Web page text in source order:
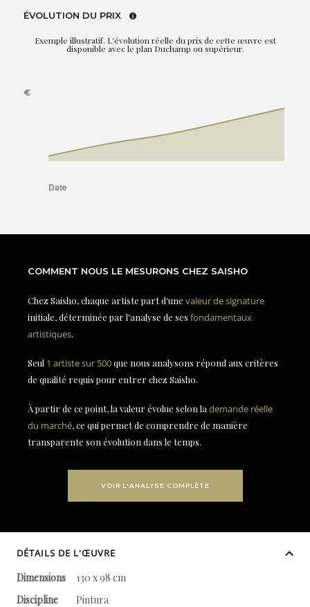
ÉVOLUTION DU PRIX
Exemple illustratif. L'évolution réelle du prix de cette œuvre est
disponible avec le plan Duchamp ou supérieur.
COMMENT NOUS LE MESURONS CHEZ SAISHO
Chez Saisho, chaque artiste part d'une valeur de signature
initiale, déterminée par l'analyse de ses fondamentaux
artistiques.
Seul 1 artiste sur 500que nous analysons répond aux critères
de qualité requis pour entrer chez Saisho.
À partir de ce point, la valeur évolue selon la demande réelle
du marché, ce qui permet de comprendre de manière
transparente son évolution dans le temps.
VOIR L'ANALYSE COMPLÈTE
DÉTAILS DE L'ŒUVRE
Dimensions
130 x 98 cm
Discipline
Pintura